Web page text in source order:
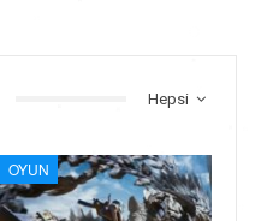
Hepsi
OYUN